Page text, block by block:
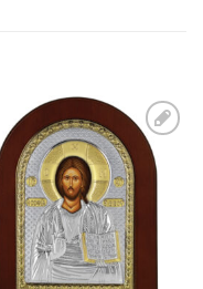
Πρόσθήκη
στην λίστα
επιθυμιών